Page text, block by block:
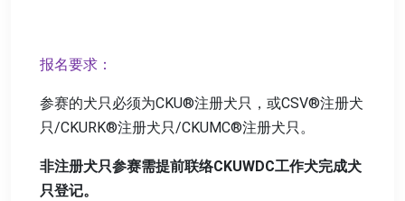
报名要求：
参赛的犬只必须为CKU®注册犬只，或CSV®注册犬
只/CKURK®注册犬只/CKUMC®注册犬只。
非注册犬只参赛需提前联络CKUWDC工作犬完成犬
只登记。